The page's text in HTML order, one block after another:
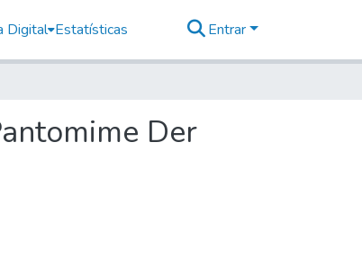
Digital Estatísticas Entrar
Der